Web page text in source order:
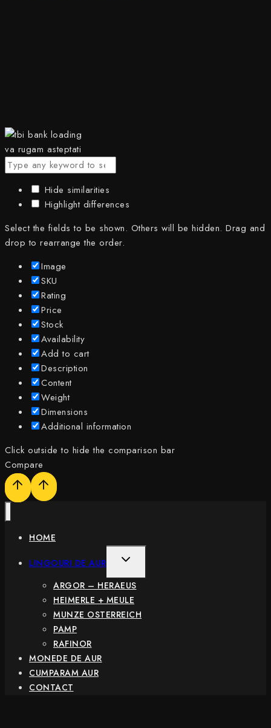
va rugam asteptati
Hide similarities
Highlight differences
Select the fields to be shown. Others will be hidden. Drag and
drop to rearrange the order.
Image
SKU
Rating
Price
Stock
Availability
Add to cart
Description
Content
Weight
Dimensions
Additional information
Click outside to hide the comparison bar
Compare
HOME
LINGOURI DE AUR
TOGGLE
CHILD
MENU
ARGOR – HERAEUS
HEIMERLE + MEULE
MUNZE OSTERREICH
PAMP
RAFINOR
MONEDE DE AUR
CUMPARAM AUR
CONTACT